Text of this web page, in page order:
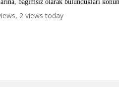
bağımsız olarak bulundukları
2 views today